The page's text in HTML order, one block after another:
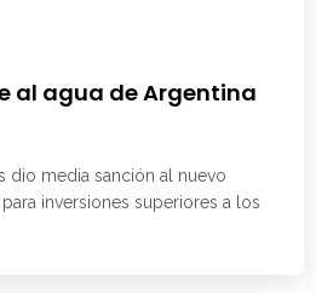
al agua de Argentina
dio media sanción al nuevo
inversiones superiores a los